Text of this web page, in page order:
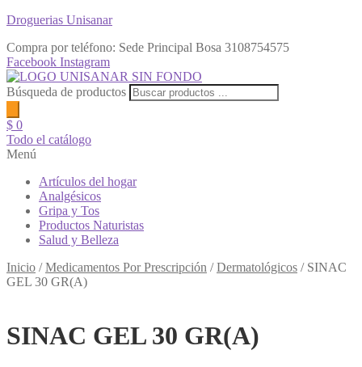
Droguerias Unisanar
Compra por teléfono: Sede Principal Bosa 3108754575
Facebook Instagram
Búsqueda de productos
$ 0
Todo el catálogo
Menú
Artículos del hogar
Analgésicos
Gripa y Tos
Productos Naturistas
Salud y Belleza
Inicio /Medicamentos Por Prescripción /Dermatológicos / SINAC
GEL 30 GR(A)
SINAC GEL 30 GR(A)